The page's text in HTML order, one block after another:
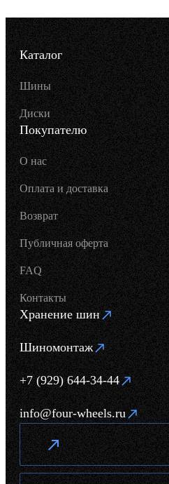
Каталог
Шины
Диски
Покупателю
О нас
Оплата и доставка
Возврат
Публичная оферта
FAQ
Контакты
Хранение шин
Шиномонтаж
+7 (929) 644-34-44
info@four-wheels.ru